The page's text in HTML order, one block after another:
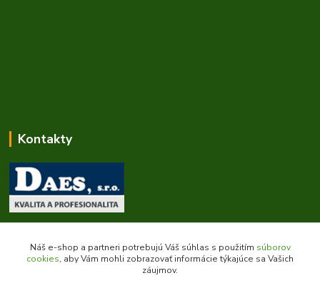
Kontakty
+421 903 707 668
(Po-Pia, 8-16 hod.)
Náš e-shop a partneri potrebujú Váš súhlas s použitím súborov
cookies, aby Vám mohli zobrazovať informácie týkajúce sa Vašich
záujmov.